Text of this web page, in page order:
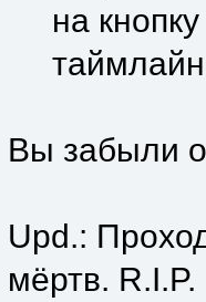
на
Вы забыли
Upd.:
мёртв.